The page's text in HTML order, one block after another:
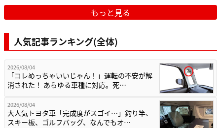
もっと見る
人気記事ランキング(全体)
2026/08/04
「コレめっちゃいいじゃん！」運転の不安が解
消された！ あらゆる車種に対応。死…
2026/08/04
大人気トヨタ車「完成度がスゴイ…」釣り竿、
スキー板、ゴルフバッグ、なんでもオ…